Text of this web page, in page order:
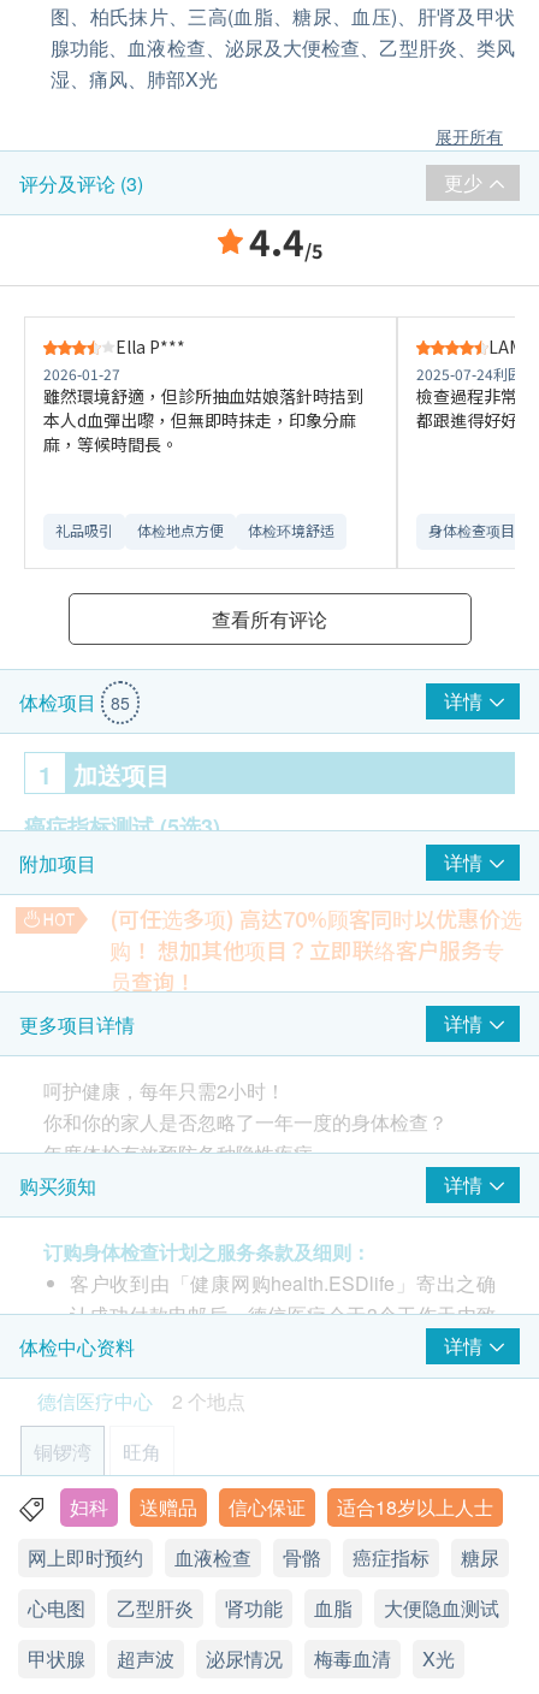
图、柏氏抹片、三高(血脂、糖尿、血压)、肝肾及甲状
腺功能、血液检查、泌尿及大便检查、乙型肝炎、类风
湿、痛风、肺部X光
展开所有
评分及评论 (3) 更少
4.4/5
Ella P***
2026-01-27
雖然環境舒適，但診所抽血姑娘落針時拮到
本人d血彈出嚟，但無即時抹走，印象分麻
麻，等候時間長。
礼品吸引 体检地点方便 体检环境舒适​
LAM
2025-07-24利园
檢查過程非常
都跟進得好好
身体检查项目全
查看所有评论
体检项目 85 详情
1 加送项目
癌症指标测试(5选3)
癌胚抗原(肠)
癌抗原125 (卵巢) - 女士
癌抗原15.3 (乳房) - 女士
癌指标CA 19.9（胰脏癌）
癌抗原(肝)
超声波检查
甲状腺超声波
盆腔超声波（子宫/卵巢/膀胱）- 女士
乳房超声波- 女士
血管壁厚度超声波
肝脏及胆脏超声波
2 基本项目
子宫颈病变测试 (只限女士)
超薄巴氏涂片 (只适合有性经验的女性检查)
心脏检查
静态心电图
附加项目 详情
(可任选多项) 高达70%顾客同时以优惠价选
购！ 想加其他项目？立即联络客户服务专
员查询！
幽门螺旋菌抗体
简单及方便的检查，检测在血液中幽门螺旋杆菌抗体
550.0
碳13幽门螺旋菌呼气测试
快速诊断程序，用于识别幽门螺旋杆菌感染
HK$
一种安全、无痛的影像检查，用于检查乳房组织
HK$ 1,150.0
全上腹超声波
一种非侵入性影象检查，可检测肝脏、胆囊、脾脏、胰脏、肾
脏，透过观察及分析其尺寸及形状，从而评估器官有否出现肥
大、肿瘤等异常情况。
HK$1,750.0
全腹部超声波 (经腹部) - 女士
一種非侵入性診斷檢查，以影像評估女性全上腹(肝臟、膽
囊、脾臟、胰臟、腎臟)及盆腔內器官和結構。
HK$2,550.0
更多项目详情 详情
呵护健康，每年只需2小时！
你和你的家人是否忽略了一年一度的身体检查？
年度体检有效预防各种隐性疾病。
投资健康，就是对自己和家人的最佳回报。
购买须知 详情
订购身体检查计划之服务条款及细则：
客户收到由「健康网购health.ESDlife」寄出之确
认成功付款电邮后，德信医疗会于3个工作天内致
电客人进行预约。
客户必须于预约当天出示身份证及列印订购确认信
以确认身份。
本身体检查计划有效期为12个月，客户必须于12
个月内(由确认付款日期起计)接受有关检查，逾期
作废。
请注意：新冠疫苗前健康检查进行前不会有医生评
估，所有健康检查/服务并非作为医务诊断或治疗
用途，医护人员不会为客人提供任何新冠疫苗建议
或选择
。
肝炎及儿童疫苗注射必须经医生评估是否适合进行
体检中心资料
详情
德信医疗中心
2 个地点
铜锣湾
旺角
香港铜锣湾恩平道28号利园二期24楼2401室
显示地图
星期一至六：9:00a.m. – 18:30p.m.
电话：2951 1988
妇科 送赠品 信心保证
适合18岁以上人士
网上即时预约
血液检查 骨骼 癌症指标
糖尿
心电图
乙型肝炎 肾功能 血脂
大便隐血测试
甲状腺
超声波 泌尿情况 梅毒血清 X光